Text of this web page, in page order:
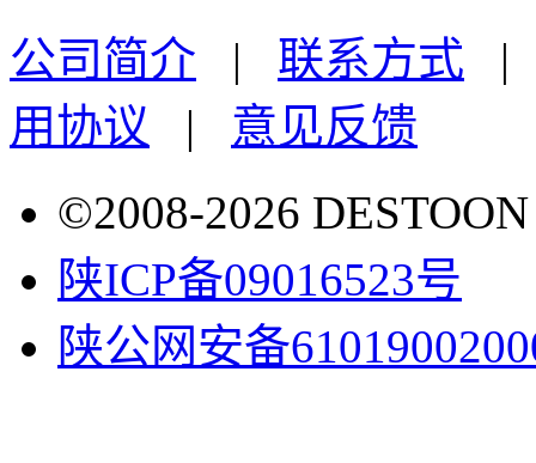
公司简介 | 联系方式
用协议 | 意见反馈
©2008-2026
陕ICP备09016523号
陕公网安备